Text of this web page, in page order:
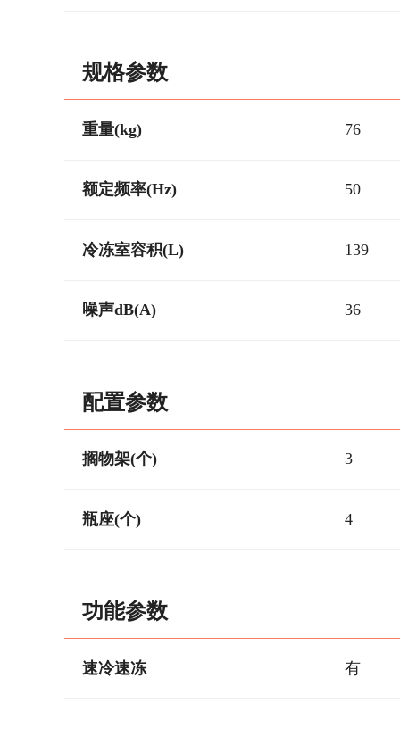
规格参数
重量(kg) 76
额定频率(Hz) 50
冷冻室容积(L) 139
噪声dB(A) 36
配置参数
搁物架(个) 3
瓶座(个) 4
功能参数
速冷速冻 有